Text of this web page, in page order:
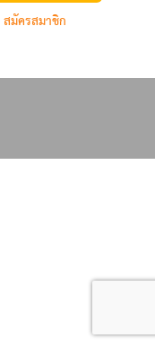
สมัครสมาชิก